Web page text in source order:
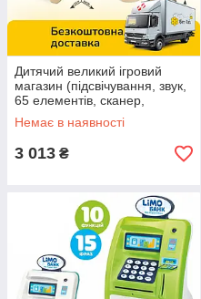
Дитячий великий ігровий
магазин (підсвічування, звук,
65 елементів, сканер,
термінал, продукти) 668-68
Немає в наявності
3 013 ₴